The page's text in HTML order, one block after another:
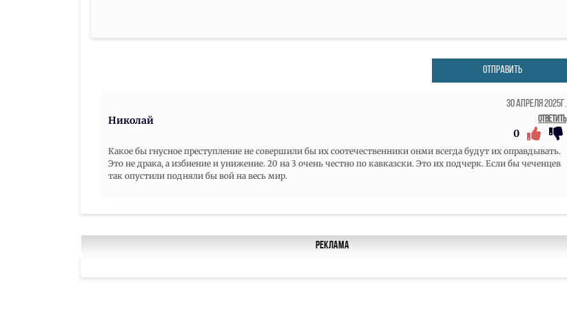
ОТПРАВИТЬ
Николай
30 Апреля 2025г.
Ответить
0
Какое бы гнусное преступление не совершили бы их соотечественники онми всегда будут их оправдывать.
Это не драка, а избиение и унижение. 20 на 3 очень честно по кавказски. Это их подчерк. Если бы чеченцев
так опустили подняли бы вой на весь мир.
Реклама